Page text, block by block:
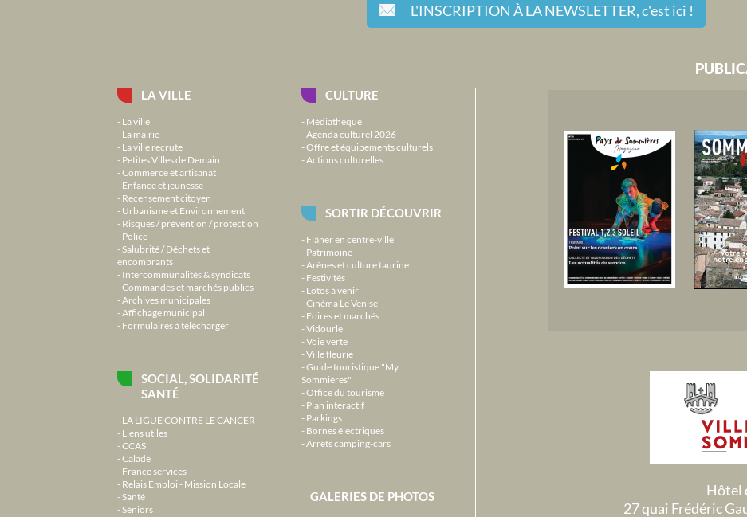
L'INSCRIPTION À LA NEWSLETTER,c'est ici !
LA VILLE
La ville
La mairie
La ville recrute
Petites Villes de Demain
Commerce et artisanat
Enfance et jeunesse
Recensement citoyen
Urbanisme et Environnement
Risques / prévention / protection
Police
Salubrité / Déchets et
encombrants
Intercommunalités & syndicats
Commandes et marchés publics
Archives municipales
Affichage municipal
Formulaires à télécharger
SOCIAL, SOLIDARITÉ
SANTÉ
LA LIGUE CONTRE LE CANCER
Liens utiles
CCAS
Calade
France services
Relais Emploi - Mission Locale
Santé
Séniors
CULTURE
Médiathèque
Agenda culturel 2026
Offre et équipements culturels
Actions culturelles
SORTIR DÉCOUVRIR
Flâner en centre-ville
Patrimoine
Arènes et culture taurine
Festivités
Lotos à venir
Cinéma Le Venise
Foires et marchés
Vidourle
Voie verte
Ville fleurie
Guide touristique "My
Sommières"
Office du tourisme
Plan interactif
Parkings
Bornes électriques
Arrêts camping-cars
GALERIES DE PHOTOS
Hôtel
27 quai Frédéric